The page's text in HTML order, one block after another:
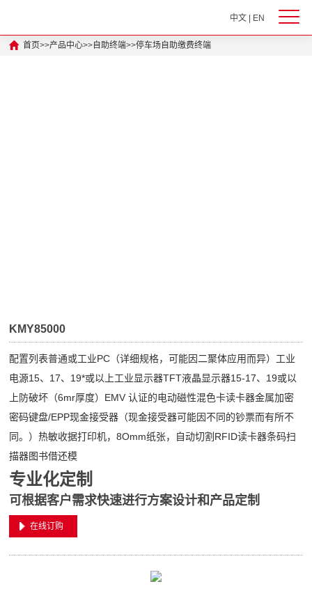
中文| EN
首页>>产品中心>>自助终端>>停车场自助缴费终端
KMY85000
配置列表普通或工业PC（详细规格，可能因二聚体应用而异）工业
电源15、17、19*或以上工业显示器TFT液晶显示器15-17、19或以
上防破坏（6mr厚度）EMV 认证的电动磁性混色卡读卡器金属加密
密码键盘/EPP现金接受器（现金接受器可能因不同的钞票而有所不
同。）热敏收据打印机，8Omm纸张，自动切割RFID读卡器条码扫
描器图书借还模
专业化定制
可根据客户需求快速进行方案设计和产品定制
在线订购